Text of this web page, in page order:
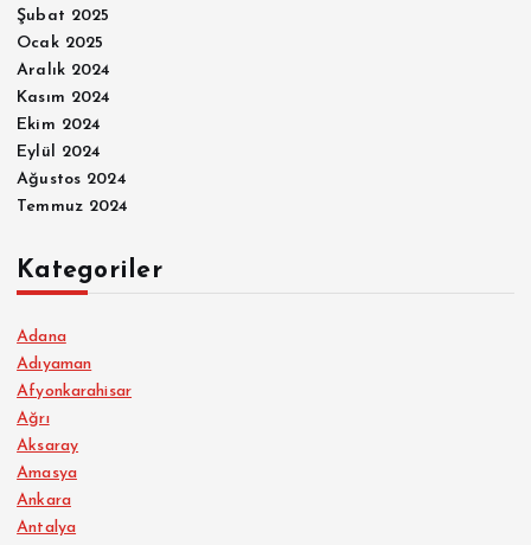
Şubat 2025
Ocak 2025
Aralık 2024
Kasım 2024
Ekim 2024
Eylül 2024
Ağustos 2024
Temmuz 2024
Kategoriler
Adana
Adıyaman
Afyonkarahisar
Ağrı
Aksaray
Amasya
Ankara
Antalya